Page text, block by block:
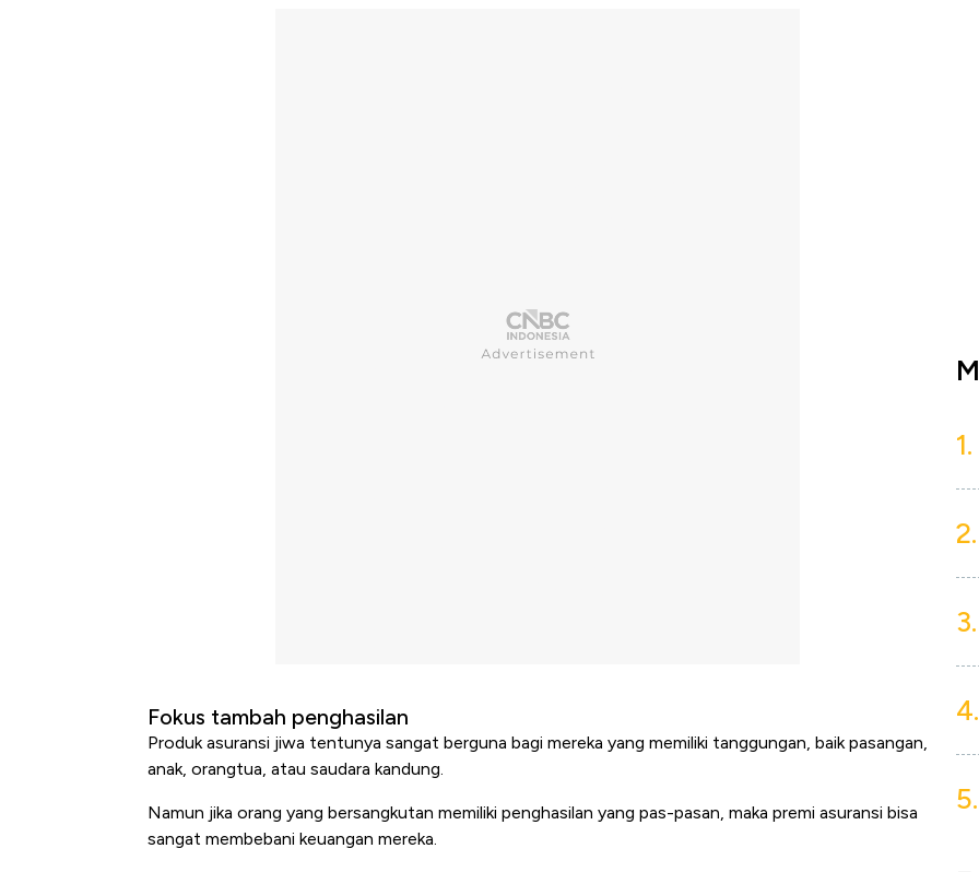
Fokus tambah penghasilan
Produk asuransi jiwa tentunya sangat berguna bagi mereka yang memiliki tanggungan, baik pasangan,
anak, orangtua, atau saudara kandung.
Namun jika orang yang bersangkutan memiliki penghasilan yang pas-pasan, maka premi asuransi bisa
sangat membebani keuangan mereka.
1.
2.
3.
4.
5.